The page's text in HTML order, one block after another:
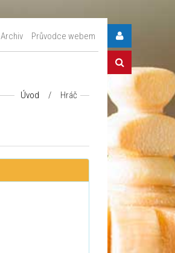
Archiv Průvodce webem
Úvod / Hráč